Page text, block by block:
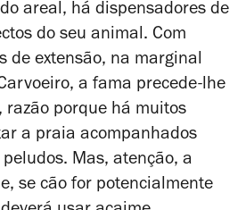
areal, há dispensadores de
do seu animal. Com
de extensão, na marginal
a fama precede-lhe
razão porque há muitos
a praia acompanhados
Mas, atenção, a
se cão for potencialmente